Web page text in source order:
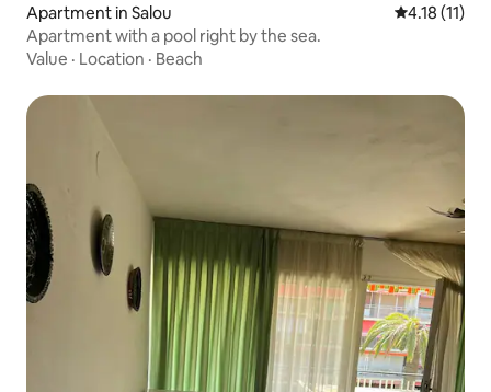
Apartment in Salou 4.18 out of
4.18 (11)
Apartment with a pool right by the sea.
Value · Location · Beach